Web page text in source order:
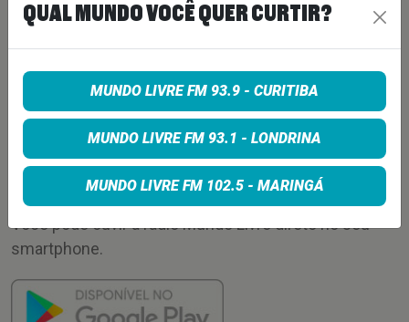
Enviar
APLICATIVO
Você pode ouvir a rádio Mundo Livre direto no seu
smartphone.
QUAL MUNDO VOCÊ QUER CURTIR?
MUNDO LIVRE FM 93.9 - CURITIBA
MUNDO LIVRE FM 93.1 - LONDRINA
MUNDO LIVRE FM 102.5 - MARINGÁ